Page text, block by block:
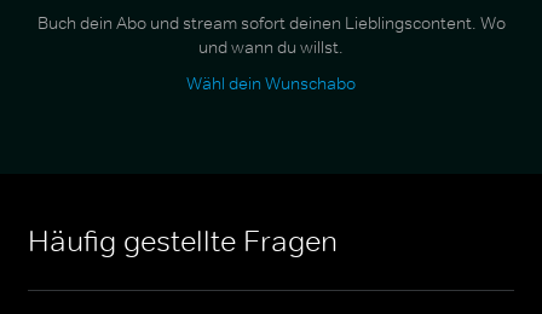
Buch dein Abo und stream sofort deinen Lieblingscontent. Wo
und wann du willst.
Wähl dein Wunschabo
Häufig gestellte Fragen